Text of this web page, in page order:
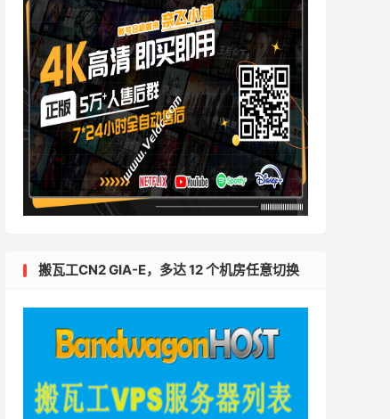
搬瓦工CN2 GIA-E，多达 12 个机房任意切换